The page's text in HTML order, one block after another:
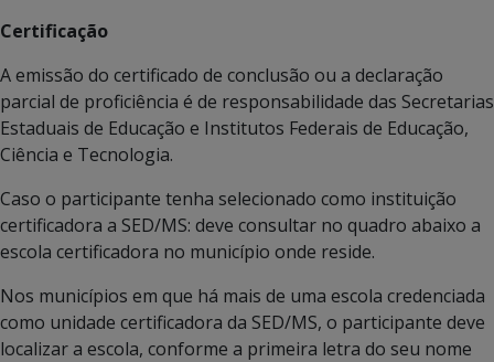
Certificação
A emissão do certificado de conclusão ou a declaração
parcial de proficiência é de responsabilidade das Secretarias
Estaduais de Educação e Institutos Federais de Educação,
Ciência e Tecnologia.
Caso o participante tenha selecionado como instituição
certificadora a SED/MS: deve consultar no quadro abaixo a
escola certificadora no município onde reside.
Nos municípios em que há mais de uma escola credenciada
como unidade certificadora da SED/MS, o participante deve
localizar a escola, conforme a primeira letra do seu nome